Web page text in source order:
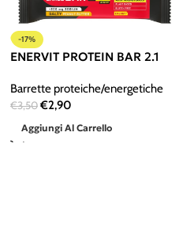
-17%
ENERVIT PROTEIN BAR 2.1
Barrette proteiche/energetiche
€3,50€2,90
Aggiungi Al Carrello